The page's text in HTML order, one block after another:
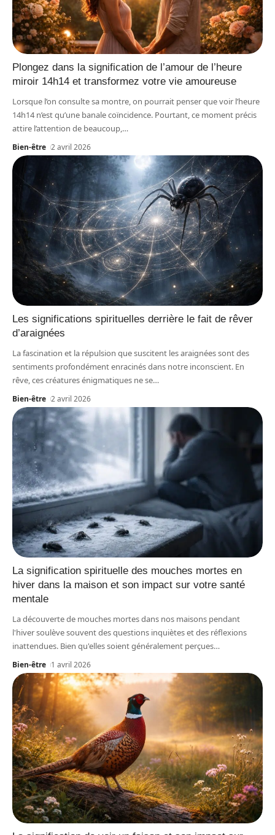
Plongez dans la signification de l’amour de l’heure
miroir 14h14 et transformez votre vie amoureuse
Lorsque l’on consulte sa montre, on pourrait penser que voir l’heure
14h14 n’est qu’une banale coïncidence. Pourtant, ce moment précis
attire l’attention de beaucoup,…
Bien-être 2 avril 2026
Les significations spirituelles derrière le fait de rêver
d’araignées
La fascination et la répulsion que suscitent les araignées sont des
sentiments profondément enracinés dans notre inconscient. En
rêve, ces créatures énigmatiques ne se…
Bien-être 2 avril 2026
La signification spirituelle des mouches mortes en
hiver dans la maison et son impact sur votre santé
mentale
La découverte de mouches mortes dans nos maisons pendant
l'hiver soulève souvent des questions inquiètes et des réflexions
inattendues. Bien qu'elles soient généralement perçues…
Bien-être 1 avril 2026